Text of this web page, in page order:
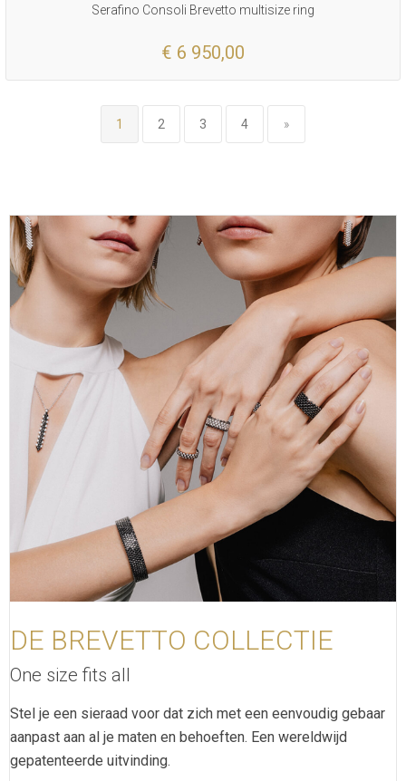
Serafino Consoli Brevetto multisize ring
€ 6 950,00
1 2 3 4 »
DE BREVETTO COLLECTIE
One size fits all
Stel je een sieraad voor dat zich met een eenvoudig gebaar
aanpast aan al je maten en behoeften. Een wereldwijd
gepatenteerde uitvinding.